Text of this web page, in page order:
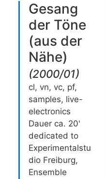
Gesang
der Töne
(aus der
Nähe)
(2000/01)
cl, vn, vc, pf,
samples, live-
electronics
Dauer ca. 20'
dedicated to
Experimentalstu
dio Freiburg,
Ensemble